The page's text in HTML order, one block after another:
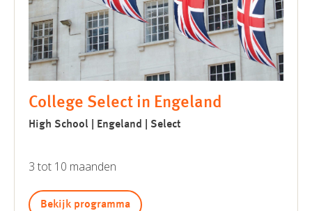
College Select in Engeland
High School | Engeland | Select
3 tot 10 maanden
Bekijk programma